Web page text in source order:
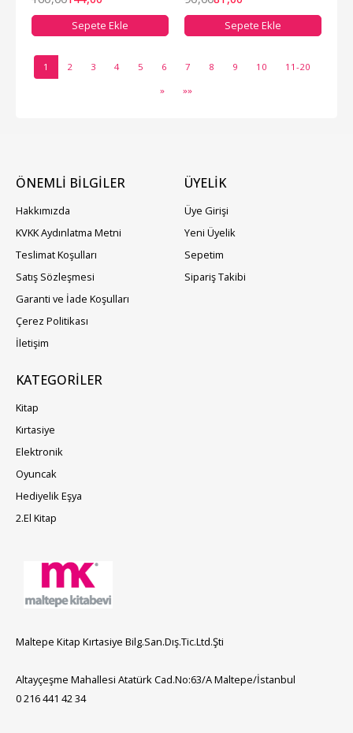
Sepete Ekle Sepete Ekle
1 2 3 4 5 6 7 8 9 10
11-20
»
»»
ÖNEMLİ BİLGİLER
Hakkımızda
KVKK Aydınlatma Metni
Teslimat Koşulları
Satış Sözleşmesi
Garanti ve İade Koşulları
Çerez Politikası
İletişim
ÜYELIK
Üye Girişi
Yeni Üyelik
Sepetim
Sipariş Takibi
KATEGORILER
Kitap
Kırtasiye
Elektronik
Oyuncak
Hediyelik Eşya
2.El Kitap
Maltepe Kitap Kırtasiye Bilg.San.Dış.Tic.Ltd.Şti
Altayçeşme Mahallesi Atatürk Cad.No:63/A Maltepe/İstanbul
0 216 441 42 34